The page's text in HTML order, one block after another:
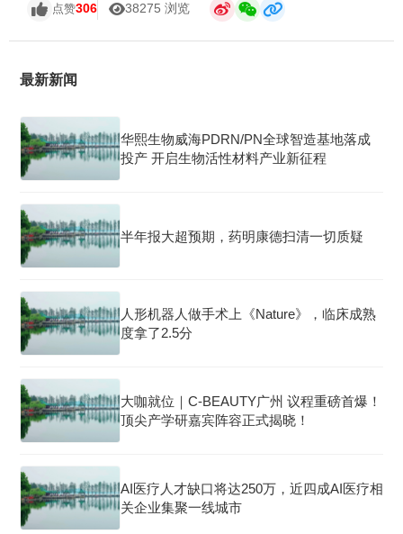
点赞306 38275 浏览
最新新闻
华熙生物威海PDRN/PN全球智造基地落成
投产 开启生物活性材料产业新征程
半年报大超预期，药明康德扫清一切质疑
人形机器人做手术上《Nature》，临床成熟
度拿了2.5分
大咖就位｜C-BEAUTY广州 议程重磅首爆！
顶尖产学研嘉宾阵容正式揭晓！
AI医疗人才缺口将达250万，近四成AI医疗相
关企业集聚一线城市